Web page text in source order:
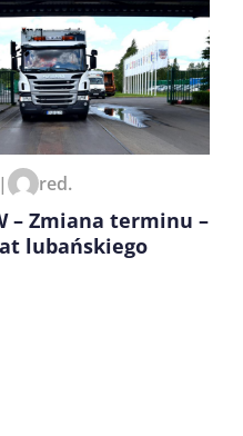
| red.
– Zmiana terminu –
lubańskiego